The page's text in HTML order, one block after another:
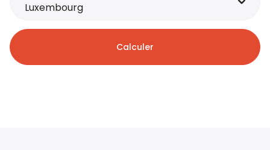
Luxembourg
Calculer